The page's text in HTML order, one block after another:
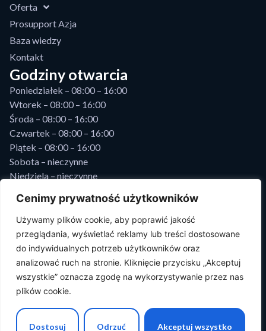
Cenimy prywatność użytkowników
Używamy plików cookie, aby poprawić jakość
przeglądania, wyświetlać reklamy lub treści dostosowane
do indywidualnych potrzeb użytkowników oraz
analizować ruch na stronie. Kliknięcie przycisku „Akceptuj
wszystkie” oznacza zgodę na wykorzystywanie przez nas
plików cookie.
Dostosuj Odrzuć Akceptuj wszystko
Oferta
Prosupport Azja
Baza wiedzy
Kontakt
Godziny otwarcia
Poniedziałek – 08:00 – 16:00
Wtorek – 08:00 – 16:00
Środa – 08:00 – 16:00
Czwartek – 08:00 – 16:00
Piątek – 08:00 – 16:00
Sobota – nieczynne
Niedziela – nieczynne
Prosupport
PROSUPPORT Sp z o.o.,
ul. Ozimska 48/49,
45-368 Opole, Sąd Rej. w Zielonej Górze, VIII Wydz. Gosp.,
KRS: 0000472236, NIP: 5993167617, REGON: 081151629,
Kapitał zakł.: 500 000zł